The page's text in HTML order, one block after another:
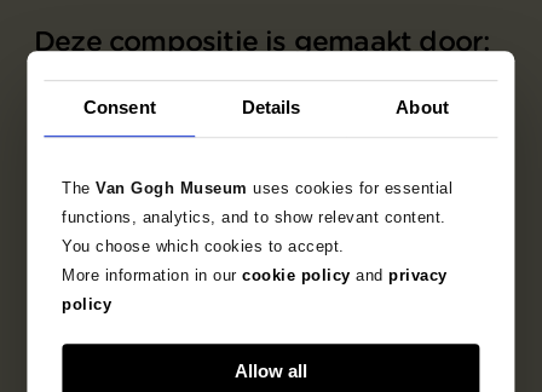
Consent Details About
TheVan Gogh Museumuses cookies for essential
functions, analytics, and to show relevant content.
You choose which cookies to accept.
More information in ourcookie policy andprivacy
policy
Allow all
Deze compositie is gemaakt door:
Yun Xiao
Arshia Firouz Firouzabadi
Stolen Time, by Novits
Stolen Time
Woman, after the Dance, van schilder Ramon
Casas, vertelt het werk het verhaal van iemand